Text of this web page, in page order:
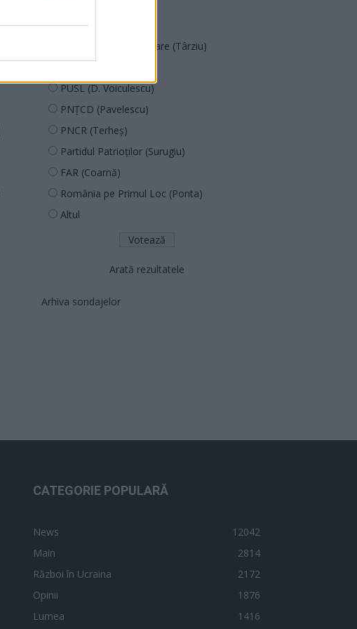
PACE (Peia)
Acțiunea Conservatoare (Târziu)
PUSL (D. Voiculescu)
PNȚCD (Pavelescu)
PNCR (Terheș)
Partidul Patrioților (Surugiu)
FAR (Coarnă)
România pe Primul Loc (Ponta)
Altul
Arată rezultatele
Arhiva sondajelor
CATEGORIE POPULARĂ
News
12042
Main
2814
Război în Ucraina
2172
Opinii
1876
Lumea
1416